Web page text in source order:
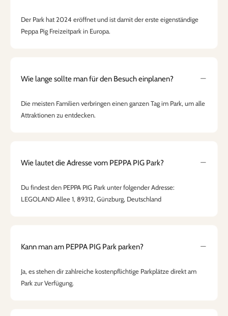
Der Park hat 2024 eröffnet und ist damit der erste eigenständige
Peppa Pig Freizeitpark in Europa.
Wie lange sollte man für den Besuch einplanen?
Die meisten Familien verbringen einen ganzen Tag im Park, um alle
Attraktionen zu entdecken.
Wie lautet die Adresse vom PEPPA PIG Park?
Du findest den PEPPA PIG Park unter folgender Adresse:
LEGOLAND Allee 1, 89312, Günzburg, Deutschland
Kann man am PEPPA PIG Park parken?
Ja, es stehen dir zahlreiche kostenpflichtige Parkplätze direkt am
Park zur Verfügung.